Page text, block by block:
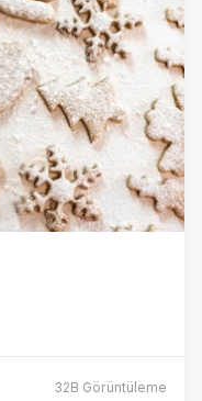
32B Görüntüleme